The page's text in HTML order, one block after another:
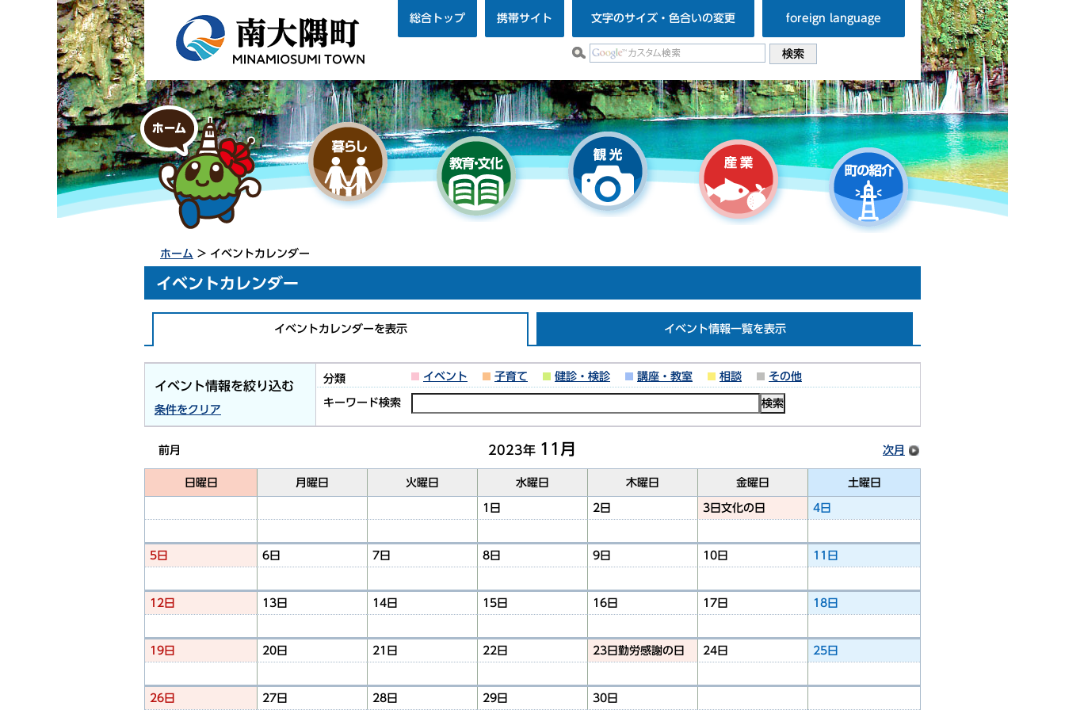
総合トップ 携帯サイト 文字のサイズ・色合いの変更 foreign language
ホーム > イベントカレンダー
イベントカレンダー
イベントカレンダーを表示 イベント情報一覧を表示
イベント情報を絞り込む
条件をクリア
分類 イベント 子育て 健診・検診 講座・教室 相談 その他
キーワード検索
前月 2023年 11月 次月
日曜日 月曜日 火曜日 水曜日 木曜日 金曜日 土曜日
1日 2日 3日 文化の日 4日
5日 6日 7日 8日 9日 10日 11日
12日 13日 14日 15日 16日 17日 18日
19日 20日 21日 22日 23日 勤労感謝の日 24日 25日
26日 27日 28日 29日 30日